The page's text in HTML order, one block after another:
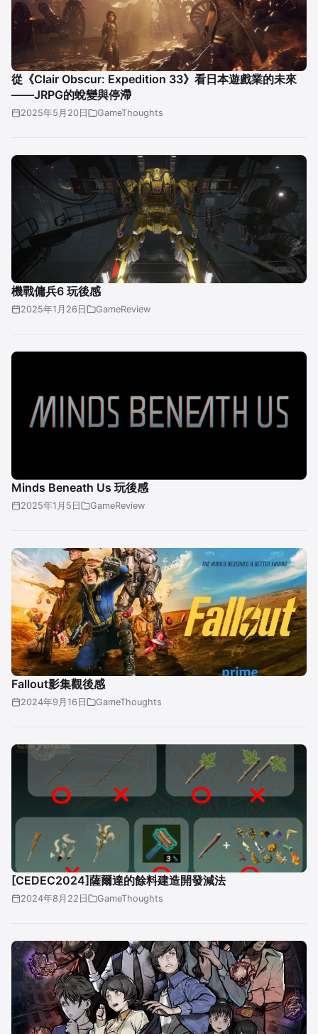
從《Clair Obscur: Expedition 33》看日本遊戲業的未來
——JRPG的蛻變與停滯
2025年5月20日 GameThoughts
機戰傭兵6 玩後感
2025年1月26日 GameReview
Minds Beneath Us 玩後感
2025年1月5日 GameReview
Fallout影集觀後感
2024年9月16日 GameThoughts
[CEDEC2024]薩爾達的餘料建造開發減法
2024年8月22日 GameThoughts